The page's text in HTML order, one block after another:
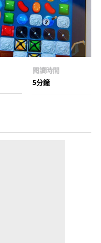
閱讀時間
5分鐘